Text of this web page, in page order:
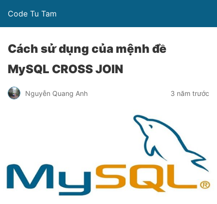
Code Tu Tam
Cách sử dụng của mệnh đề
MySQL CROSS JOIN
Nguyễn Quang Anh 3 năm trước